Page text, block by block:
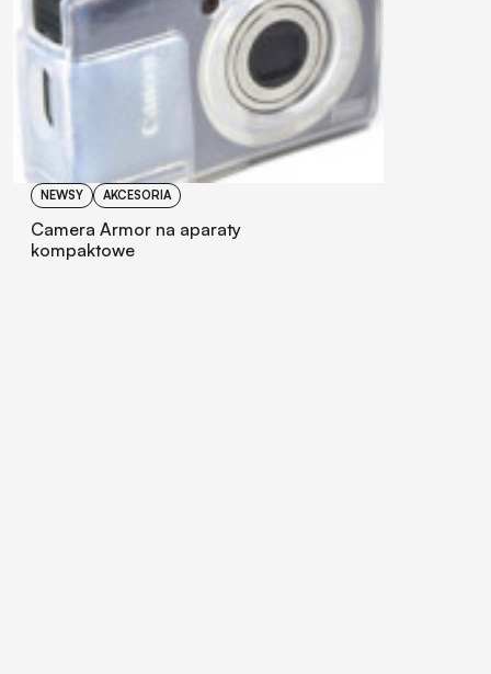
NEWSY AKCESORIA
Camera Armor na aparaty
kompaktowe